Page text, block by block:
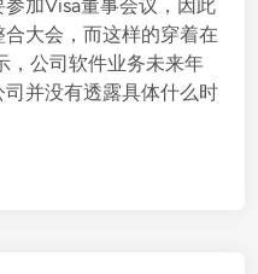
加Visa董事会议，因此
大会，而这样的穿着在
，公司软件业务未来年
并没有透露具体什么时